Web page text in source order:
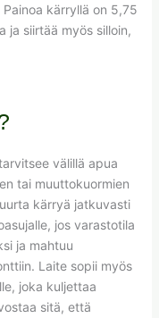
kärryllä on 5,75
ja siirtää myös silloin,
välillä apua
tai muuttokuormien
kärryä jatkuvasti
jos varastotila
ja mahtuu
Laite sopii myös
joka kuljettaa
sitä, että